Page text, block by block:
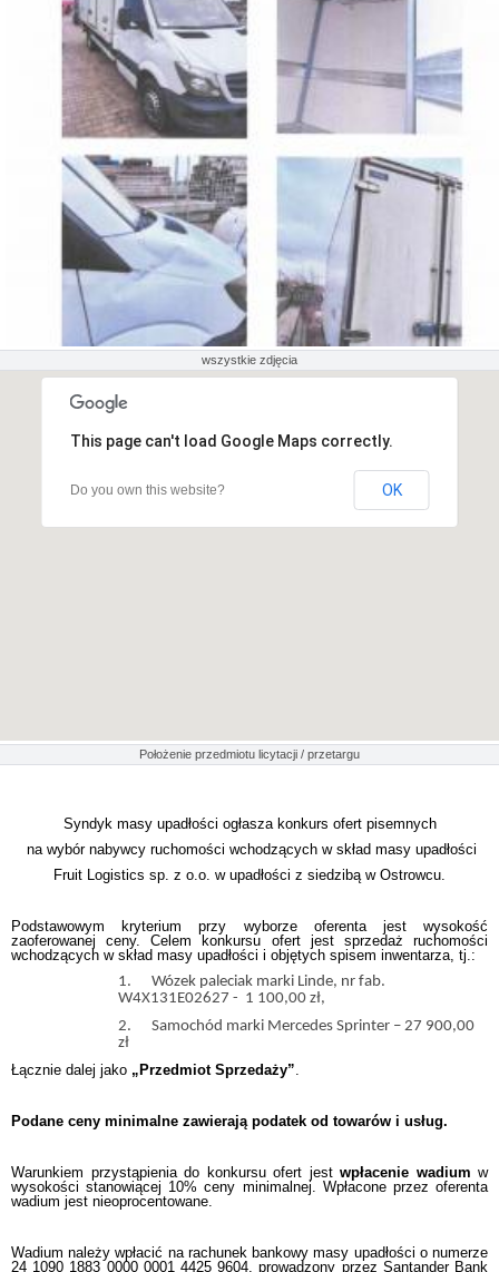
wszystkie zdjęcia
This page can't load Google Maps correctly.
Do you own this website? OK
Położenie przedmiotu licytacji / przetargu
Syndyk masy upadłości ogłasza konkurs ofert pisemnych
na wybór nabywcy ruchomości wchodzących w skład masy upadłości
Fruit Logistics sp. z o.o. w upadłości z siedzibą w Ostrowcu.
Podstawowym kryterium przy wyborze oferenta jest wysokość
zaoferowanej ceny. Celem konkursu ofert jest sprzedaż ruchomości
wchodzących w skład masy upadłości i objętych spisem inwentarza, tj.:
1. Wózek paleciak marki Linde, nr fab.
W4X131E02627 - 1 100,00 zł,
2. Samochód marki Mercedes Sprinter – 27 900,00
zł
Łącznie dalej jako „Przedmiot Sprzedaży”
Podane ceny minimalne zawierają podatek od towarów i usług.
Warunkiem przystąpienia do konkursu ofert jest wpłacenie wadium w
wysokości stanowiącej 10% ceny minimalnej. Wpłacone przez oferenta
wadium jest nieoprocentowane.
Wadium należy wpłacić na rachunek bankowy masy upadłości o numerze
24 1090 1883 0000 0001 4425 9604, prowadzony przez Santander Bank